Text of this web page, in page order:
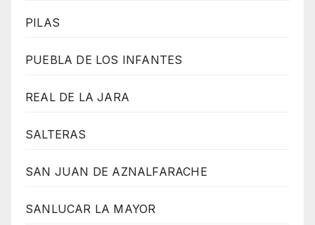
PILAS
PUEBLA DE LOS INFANTES
REAL DE LA JARA
SALTERAS
SAN JUAN DE AZNALFARACHE
SANLUCAR LA MAYOR